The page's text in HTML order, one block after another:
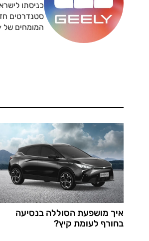
סטנדרטים
המומחים של Geely ישראל ומבוססים על ידע מקצועי, ניסיון גלובלי וחדשנות מתקדמת.
איך מושפעת הסוללה בנסיעה
בחורף לעומת קיץ?